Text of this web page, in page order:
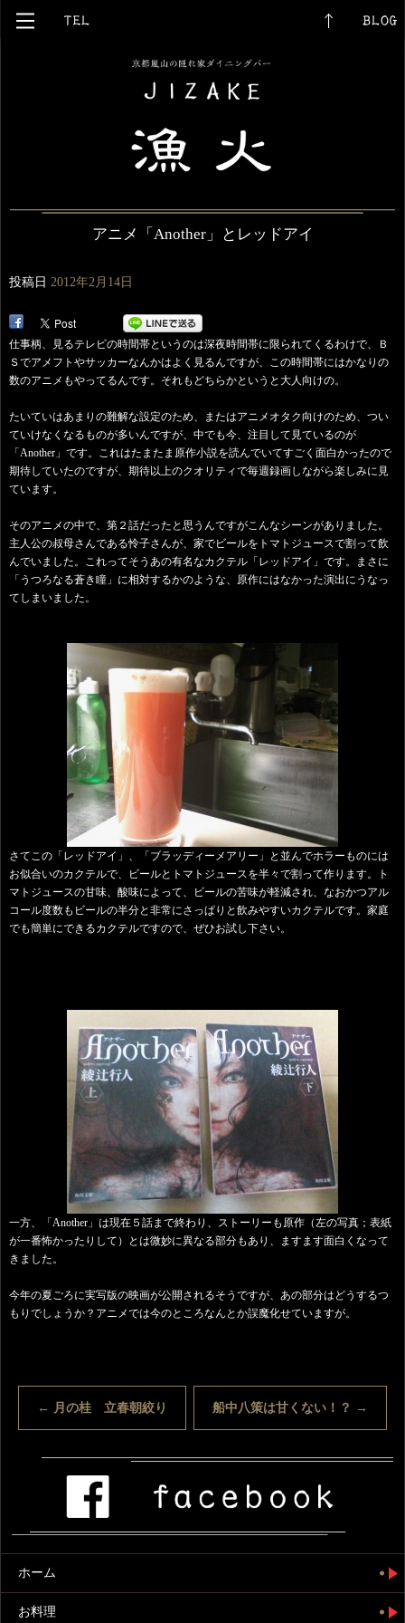
アニメ「Another」とレッドアイ
投稿日 2012年2月14日
仕事柄、見るテレビの時間帯というのは深夜時間帯に限られてくるわけで、Ｂ
Ｓでアメフトやサッカーなんかはよく見るんですが、この時間帯にはかなりの
数のアニメもやってるんです。それもどちらかというと大人向けの。
たいていはあまりの難解な設定のため、またはアニメオタク向けのため、つい
ていけなくなるものが多いんですが、中でも今、注目して見ているのが
「Another」です。これはたまたま原作小説を読んでいてすごく面白かったので
期待していたのですが、期待以上のクオリティで毎週録画しながら楽しみに見
ています。
そのアニメの中で、第２話だったと思うんですがこんなシーンがありました。
主人公の叔母さんである怜子さんが、家でビールをトマトジュースで割って飲
んでいました。これってそうあの有名なカクテル「レッドアイ」です。まさに
「うつろなる蒼き瞳」に相対するかのような、原作にはなかった演出にうなっ
てしまいました。
さてこの「レッドアイ」、「ブラッディーメアリー」と並んでホラーものには
お似合いのカクテルで、ビールとトマトジュースを半々で割って作ります。ト
マトジュースの甘味、酸味によって、ビールの苦味が軽減され、なおかつアル
コール度数もビールの半分と非常にさっぱりと飲みやすいカクテルです。家庭
でも簡単にできるカクテルですので、ぜひお試し下さい。
一方、「Another」は現在５話まで終わり、ストーリーも原作（左の写真；表紙
が一番怖かったりして）とは微妙に異なる部分もあり、ますます面白くなって
きました。
今年の夏ごろに実写版の映画が公開されるそうですが、あの部分はどうするつ
もりでしょうか？アニメでは今のところなんとか誤魔化せていますが。
← 月の桂 立春朝絞り 船中八策は甘くない！？ →
ホーム
お料理